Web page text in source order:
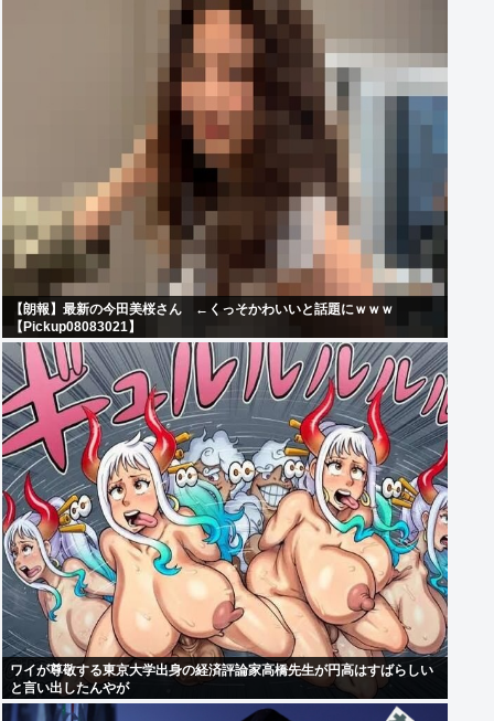
【朗報】最新の今田美桜さん ←くっそかわいいと話題にｗｗｗ
【Pickup08083021】
ワイが尊敬する東京大学出身の経済評論家高橋先生が円高はすばらしい
と言い出したんやが